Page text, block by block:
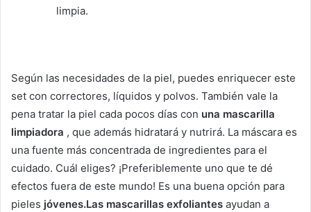
limpia.
Según las necesidades de la piel, puedes enriquecer este
set con correctores, líquidos y polvos. También vale la
pena tratar la piel cada pocos días con una mascarilla
limpiadora , que además hidratará y nutrirá. La máscara es
una fuente más concentrada de ingredientes para el
cuidado. Cuál eliges? ¡Preferiblemente uno que te dé
efectos fuera de este mundo! Es una buena opción para
pieles jóvenes.Las mascarillas exfoliantes ayudan a